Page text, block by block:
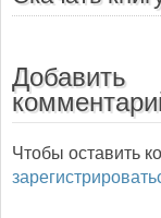
Добавить
Чтобы оставить